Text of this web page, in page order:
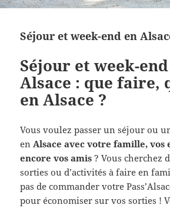
Séjour et week-end en
Séjour et week-
Alsace : que faire,
en Alsace ?
Vous voulez passer un séjour ou
enAlsace avec votre famille, vos
encore vos amis ? Vous cherchez
sorties ou d’activités à faire en
pas de commander votre
pour économiser sur vos sorties !